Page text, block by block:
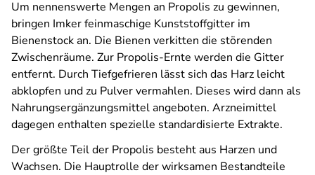
Um nennenswerte Mengen an Propolis zu gewinnen,
bringen Imker feinmaschige Kunststoffgitter im
Bienenstock an. Die Bienen verkitten die störenden
Zwischenräume. Zur Propolis-Ernte werden die Gitter
entfernt. Durch Tiefgefrieren lässt sich das Harz leicht
abklopfen und zu Pulver vermahlen. Dieses wird dann als
Nahrungsergänzungsmittel angeboten. Arzneimittel
dagegen enthalten spezielle standardisierte Extrakte.
Der größte Teil der Propolis besteht aus Harzen und
Wachsen. Die Hauptrolle der wirksamen Bestandteile